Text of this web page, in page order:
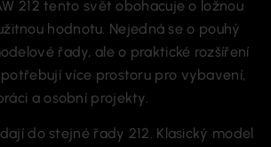
212 tento svět obohacuje o ložnou
hodnotu. Nejedná se o pouhý
řady, ale o praktické rozšíření
více prostoru pro vybavení,
a osobní projekty.
do stejné řady 212. Klasický model